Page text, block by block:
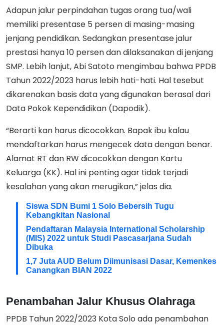
Adapun jalur perpindahan tugas orang tua/wali
memiliki presentase 5 persen di masing-masing
jenjang pendidikan. Sedangkan presentase jalur
prestasi hanya 10 persen dan dilaksanakan di jenjang
SMP. Lebih lanjut, Abi Satoto mengimbau bahwa PPDB
Tahun 2022/2023 harus lebih hati-hati. Hal tesebut
dikarenakan basis data yang digunakan berasal dari
Data Pokok Kependidikan (Dapodik).
“Berarti kan harus dicocokkan. Bapak ibu kalau
mendaftarkan harus mengecek data dengan benar.
Alamat RT dan RW dicocokkan dengan Kartu
Keluarga (KK). Hal ini penting agar tidak terjadi
kesalahan yang akan merugikan,” jelas dia.
Siswa SDN Bumi 1 Solo Bebersih Tugu
Kebangkitan Nasional
Pendaftaran Malaysia International Scholarship
(MIS) 2022 untuk Studi Pascasarjana Sudah
Dibuka
1,7 Juta AUD Belum Diimunisasi Dasar, Kemenkes
Canangkan BIAN 2022
Penambahan Jalur Khusus Olahraga
PPDB Tahun 2022/2023 Kota Solo ada penambahan